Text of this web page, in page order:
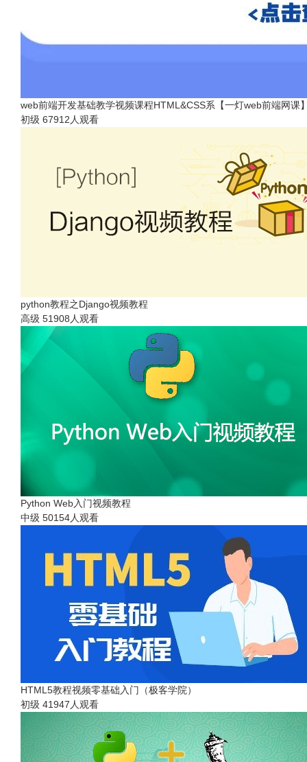
web前端开发基础教学视频课程HTML&CSS系【一灯web前端网课
初级 67912人观看
python教程之Django视频教程
高级 51908人观看
Python Web入门视频教程
中级 50154人观看
HTML5教程视频零基础入门（极客学院）
初级 41947人观看